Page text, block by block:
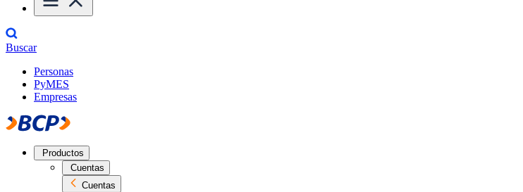
Buscar
Personas
PyMES
Empresas
Productos
Cuentas
Cuentas